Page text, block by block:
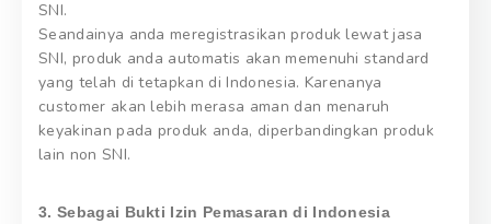
SNI.
Seandainya anda meregistrasikan produk lewat jasa
SNI, produk anda automatis akan memenuhi standard
yang telah di tetapkan di Indonesia. Karenanya
customer akan lebih merasa aman dan menaruh
keyakinan pada produk anda, diperbandingkan produk
lain non SNI.
3. Sebagai Bukti Izin Pemasaran di Indonesia